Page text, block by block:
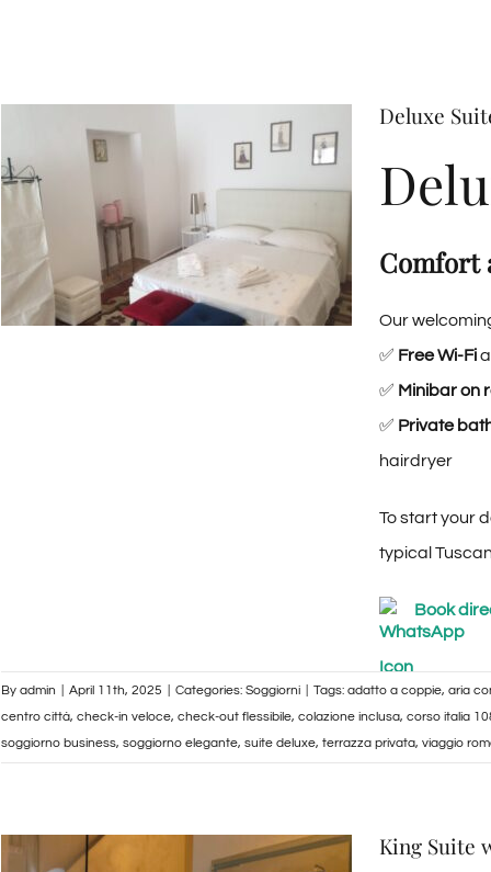
Deluxe
Comfort
Our
✅ Free Wi-Fi
✅ Minibar on
✅ Private
hairdryer
To start your
typical
Book
By admin April 11th, 2025 Categories: Soggiorni Tags: adatto a coppie, aria
centro città, check-in veloce, check-out flessibile, colazione inclusa, corso italia
soggiorno business, soggiorno elegante, suite deluxe, terrazza privata, viaggio
King Suite